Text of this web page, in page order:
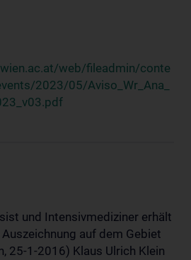
web/fileadmin/conte
2023/05/Aviso_Wr_Ana_
und Intensivmediziner erhält
auf dem Gebiet
25-1-2016) Klaus Ulrich Klein